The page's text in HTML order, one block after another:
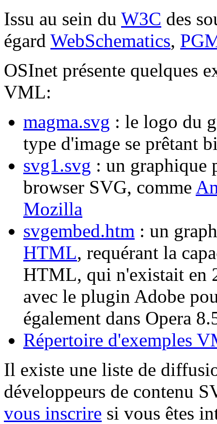
Issu au sein du W3C des
égard WebSchematics,
OSInet présente quelques
VML:
magma.svg : le logo du
type d'image se prêtant
svg1.svg : un graphique
browser SVG, comme
Mozilla
svgembed.htm : un
HTML, requérant la
HTML, qui n'existait en
avec le plugin Adobe
également dans Opera
Répertoire d'exemples
Il existe une liste de
développeurs de contenu
vous inscrire si vous êtes